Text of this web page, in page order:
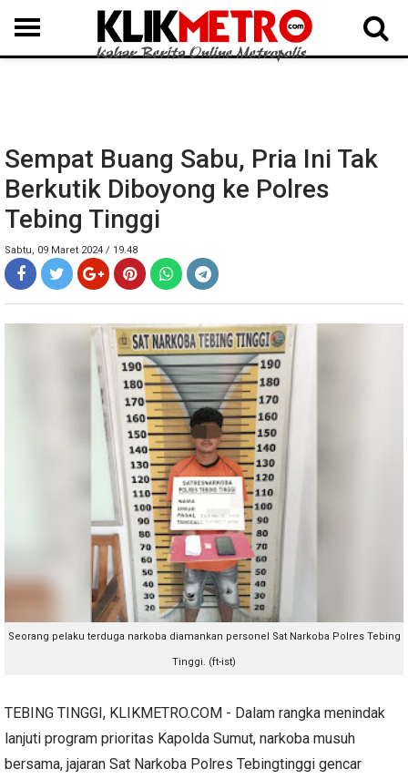
MEDAN LANGKAT DAIRI SAMOSIR TAPUT BATUBARA DELISERDANG
Sempat Buang Sabu, Pria Ini Tak
Berkutik Diboyong ke Polres
Tebing Tinggi
Sabtu, 09 Maret 2024 / 19.48
Seorang pelaku terduga narkoba diamankan personel Sat Narkoba Polres Tebing
Tinggi. (ft-ist)
TEBING TINGGI, KLIKMETRO.COM - Dalam rangka menindak
lanjuti program prioritas Kapolda Sumut, narkoba musuh
bersama, jajaran Sat Narkoba Polres Tebingtinggi gencar